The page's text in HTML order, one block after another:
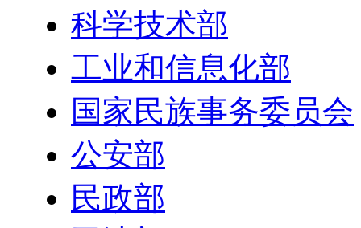
科学技术部
工业和信息化部
国家民族事务委员会
公安部
民政部